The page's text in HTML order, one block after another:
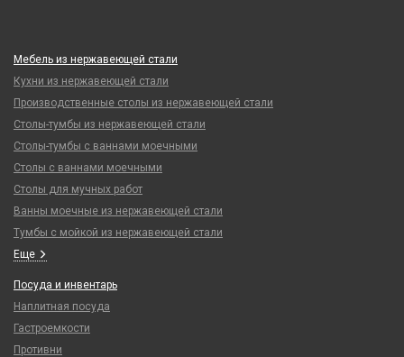
Мебель из нержавеющей стали
Кухни из нержавеющей стали
Производственные столы из нержавеющей стали
Столы-тумбы из нержавеющей стали
Столы-тумбы с ваннами моечными
Столы с ваннами моечными
Столы для мучных работ
Ванны моечные из нержавеющей стали
Тумбы с мойкой из нержавеющей стали
Еще
Посуда и инвентарь
Наплитная посуда
Гастроемкости
Противни